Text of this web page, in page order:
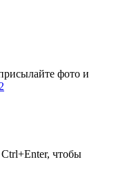
фото и
Ctrl+Enter, чтобы